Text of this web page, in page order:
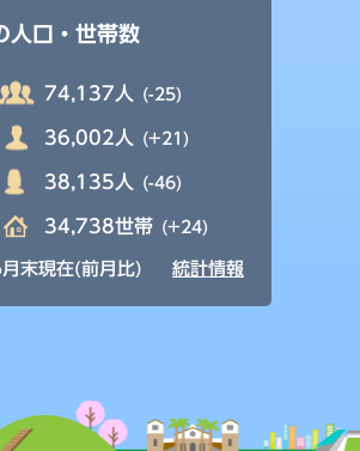
人口・世帯数
74,137人 (-25)
36,002人 (+21)
38,135人 (-46)
34,738世帯 (+24)
末現在(前月比) 統計情報